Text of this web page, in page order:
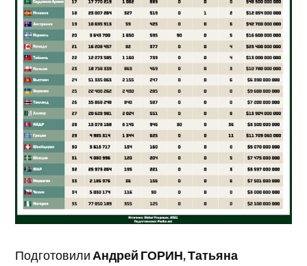
Подготовили Андрей ГОРИН, Татьяна